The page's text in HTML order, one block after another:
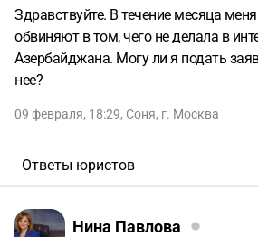
Здравствуйте. В течение месяца
обвиняют в том, чего не делала в
Азербайджана. Могу ли я подать
нее?
09 февраля, 18:29, Соня, г. Москва
Ответы юристов
Нина Павлова